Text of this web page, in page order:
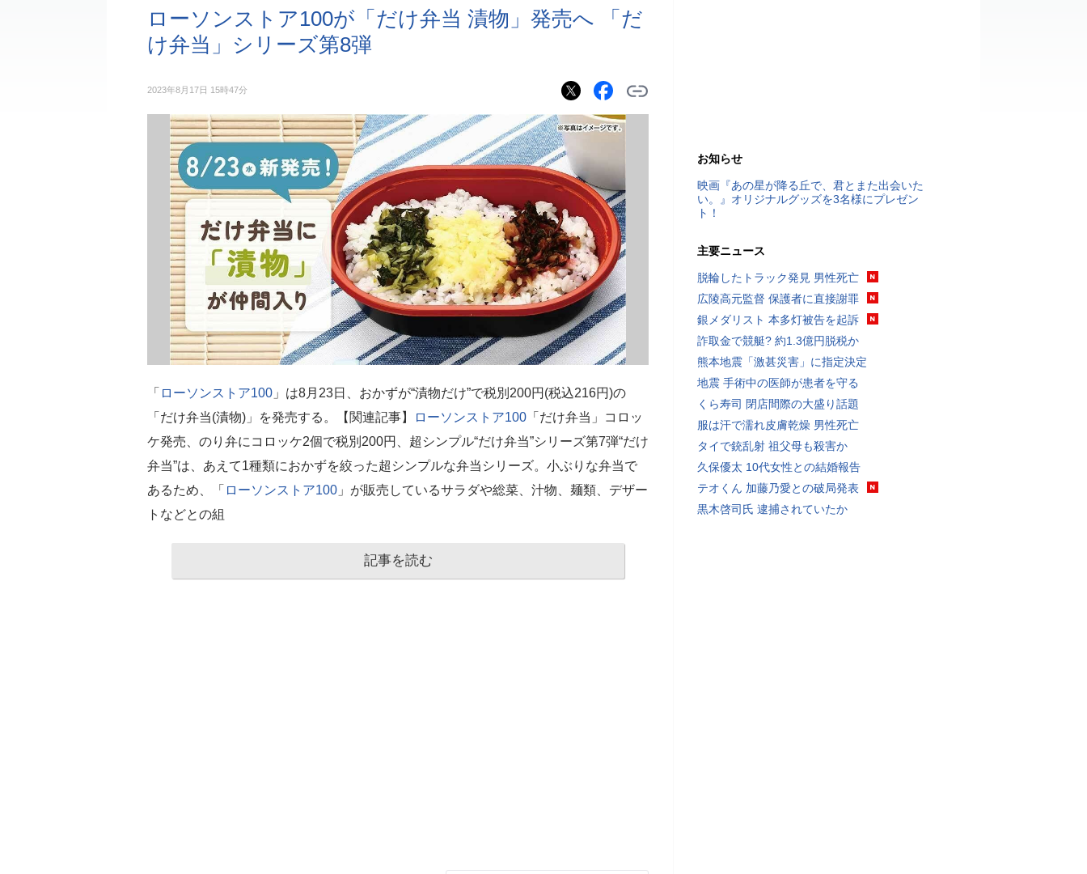
ローソンストア100が「だけ弁当 漬物」発売へ 「だ
け弁当」シリーズ第8弾
2023年8月17日 15時47分
「 ローソンストア100 」は8月23日、おかずが“漬物だけ”で税別200円(税込216円)の
「だけ弁当(漬物)」を発売する。【関連記事】
ローソンストア100 「だけ弁当」コロッ
ケ発売、のり弁にコロッケ2個で税別200円、超シンプル“だけ弁当”シリーズ第7弾“だけ
弁当”は、あえて1種類におかずを絞った超シンプルな弁当シリーズ。小ぶりな弁当で
あるため、「 ローソンストア100 」が販売しているサラダや総菜、汁物、麺類、デザー
トなどとの組
記事を読む
お知らせ
映画『あの星が降る丘で、君とまた出会いた
い。』オリジナルグッズを3名様にプレゼン
ト！
主要ニュース
脱輪したトラック発見 男性死亡
広陵高元監督 保護者に直接謝罪
銀メダリスト 本多灯被告を起訴
詐取金で競艇? 約1.3億円脱税か
熊本地震「激甚災害」に指定決定
地震 手術中の医師が患者を守る
くら寿司 閉店間際の大盛り話題
服は汗で濡れ皮膚乾燥 男性死亡
タイで銃乱射 祖父母も殺害か
久保優太 10代女性との結婚報告
テオくん 加藤乃愛との破局発表
黒木啓司氏 逮捕されていたか